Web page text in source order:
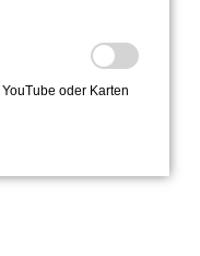
Mixer,
Ihr
oder Karten